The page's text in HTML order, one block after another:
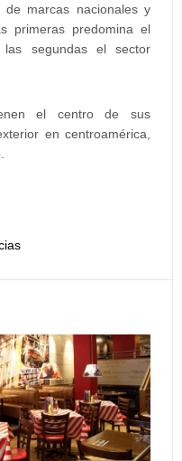
marcas nacionales y
primeras predomina el
segundas el sector
el centro de sus
en centroamérica,